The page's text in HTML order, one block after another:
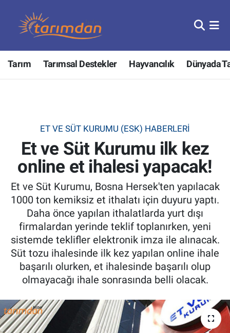
Tarım Tarımsal Destekler Hayvancılık Dünyada
ET VE SÜT KURUMU (ESK) HABERLERI
Et ve Süt Kurumu ilk kez
online et ihalesi yapacak!
Et ve Süt Kurumu, Bosna Hersek'ten yapılacak
1000 ton kemiksiz et ithalatı için duyuru yaptı.
Daha önce yapılan ithalatlarda yurt dışı
firmalardan yerinde teklif toplanırken, yeni
sistemde teklifler elektronik imza ile alınacak.
Süt tozu ihalesinde ilk kez yapılan online ihale
başarılı olurken, et ihalesinde başarılı olup
olmayacağı ihale sonrasında belli olacak.
Tarım
Hayvancılık
Tarımsal Destekler
Tarım Bakanlığı
TZOB
Tarım Kredi Kooperatifleri
Pankobirlik
Et fiyatları
Tarım Bilgisi
Yetiştirici Soruyor
Nöbetçi Eczaneler
Hava Durumu
Tüm Manşetler
Son Dakika Haberleri
Haber Arşivi